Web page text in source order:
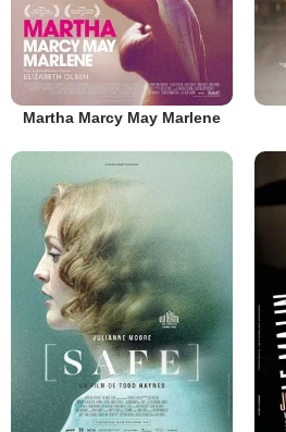
Martha Marcy May Marlene